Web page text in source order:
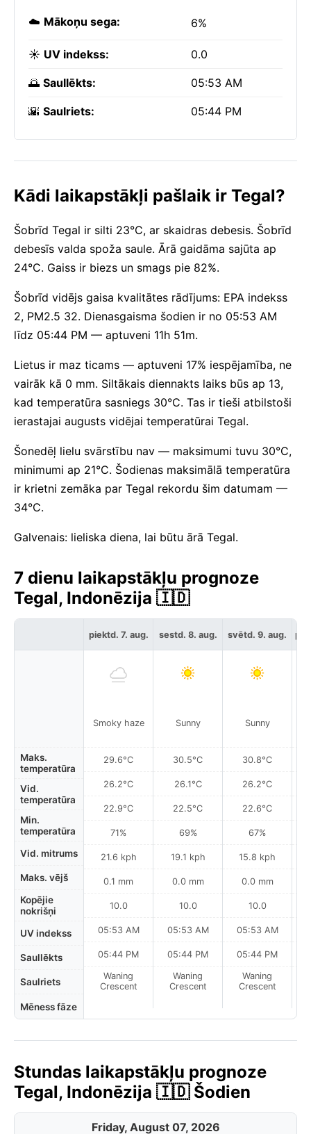
☁️ Mākoņu sega: 6%
☀️ UV indekss: 0.0
🌅 Saullēkts: 05:53 AM
🌇 Saulriets: 05:44 PM
Kādi laikapstākļi pašlaik ir Tegal?
Šobrīd Tegal ir silti 23°C, ar skaidras debesis. Šobrīd
debesīs valda spoža saule. Ārā gaidāma sajūta ap
24°C. Gaiss ir biezs un smags pie 82%.
Šobrīd vidējs gaisa kvalitātes rādījums: EPA indekss
2, PM2.5 32. Dienasgaisma šodien ir no 05:53 AM
līdz 05:44 PM — aptuveni 11h 51m.
Lietus ir maz ticams — aptuveni 17% iespējamība, ne
vairāk kā 0 mm. Siltākais diennakts laiks būs ap 13,
kad temperatūra sasniegs 30°C. Tas ir tieši atbilstoši
ierastajai augusts vidējai temperatūrai Tegal.
Šonedēļ lielu svārstību nav — maksimumi tuvu 30°C,
minimumi ap 21°C. Šodienas maksimālā temperatūra
ir krietni zemāka par Tegal rekordu šim datumam —
34°C.
Galvenais: lieliska diena, lai būtu ārā Tegal.
7 dienu laikapstākļu prognoze
Tegal, Indonēzija 🇮🇩
Maks.
temperatūra
Vid.
temperatūra
Min.
temperatūra
Vid. mitrums
Maks. vējš
Kopējie
nokrišņi
UV indekss
Saullēkts
Saulriets
Mēness fāze
piektd. 7. aug.
Smoky haze
29.6°C
26.2°C
22.9°C
71%
21.6 kph
0.1 mm
10.0
05:53 AM
05:44 PM
Waning
Crescent
sestd. 8. aug.
Sunny
30.5°C
26.1°C
22.5°C
69%
19.1 kph
0.0 mm
10.0
05:53 AM
05:44 PM
Waning
Crescent
svētd. 9. aug.
Sunny
30.8°C
26.2°C
22.6°C
67%
15.8 kph
0.0 mm
10.0
05:53 AM
05:44 PM
Waning
Crescent
Stundas laikapstākļu prognoze
Tegal, Indonēzija 🇮🇩 Šodien
Friday, August 07, 2026